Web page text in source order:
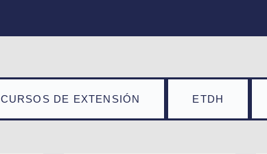
CURSOS DE EXTENSIÓN ETDH